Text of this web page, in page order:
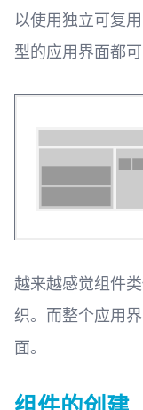
以使用独立可复
型的应用界面都
越来越感觉组件
织。而整个应用
面。